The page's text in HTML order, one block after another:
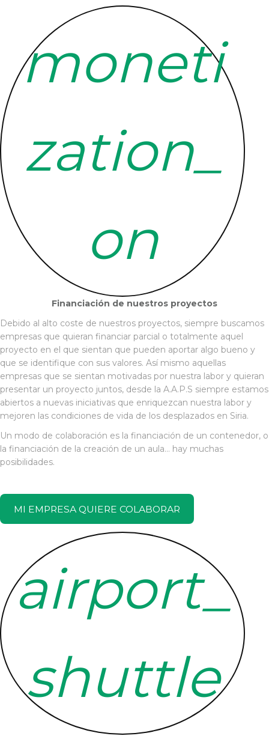
moneti
zation_
on
Financiación de nuestros proyectos
Debido al alto coste de nuestros proyectos, siempre buscamos
empresas que quieran financiar parcial o totalmente aquel
proyecto en el que sientan que pueden aportar algo bueno y
que se identifique con sus valores. Así mismo aquellas
empresas que se sientan motivadas por nuestra labor y quieran
presentar un proyecto juntos, desde la A.A.P.S siempre estamos
abiertos a nuevas iniciativas que enriquezcan nuestra labor y
mejoren las condiciones de vida de los desplazados en Siria.
Un modo de colaboración es la financiación de un contenedor, o
la financiación de la creación de un aula… hay muchas
posibilidades.
MI EMPRESA QUIERE COLABORAR
airport_
shuttle